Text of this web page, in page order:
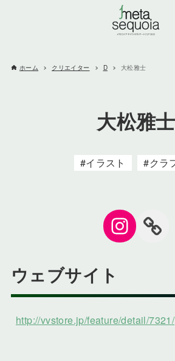
ホーム クリエイター D 大松雅士
大松雅士
イラスト クラ
Link
ウェブサイト
http://vvstore.jp/feature/detail/7321/